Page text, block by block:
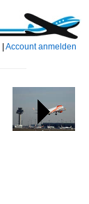
Account anmelden